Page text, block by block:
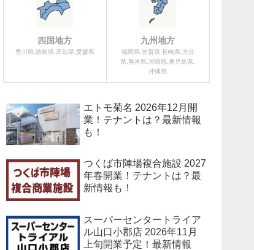
四国地方
香川県,徳島県,高知県,愛媛県
九州地方
福岡県,佐賀県,長崎県,大分
県,熊本県,宮崎県,鹿児島県,
沖縄県
エトモ菊名 2026年12月開
業！テナントは？最新情報
も！
つくば市陣場複合施設 2027
年春開業！テナントは？最
新情報も！
スーパーセンタートライア
ル山口小郡店 2026年11月
上旬開業予定！最新情報